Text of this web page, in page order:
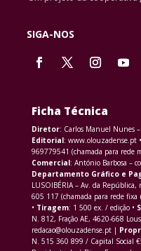
SIGA-NOS
Ficha Técnica
Diretor: Carlos Manuel Nunes
Editorial: www.olouzadense.pt •
969779541 (chamada para rede
Comercial: António Barbosa –
Departamento Gráfico e
LUSOIBÉRIA – Av. da
605 117 (chamada para rede
• Tiragem: 1 500 ex. / edição •
N. 812, Fração AE, 4620-668
redacao@olouzadense.pt |
N. 515 360 899 / Capital Social